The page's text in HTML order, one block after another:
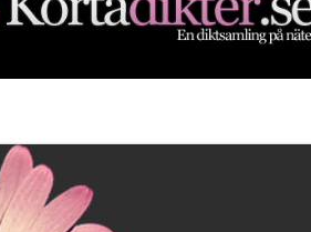
]: SSL operation failed with code 1. OpenSSL
www.kortadikter.se/sms/inc.Shoutout.php) [
[ function.include